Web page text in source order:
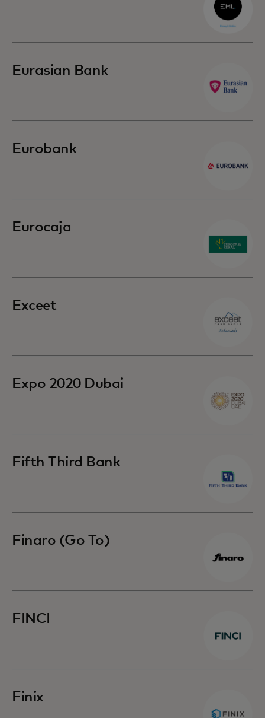
Eurasian Bank
Eurobank
Eurocaja
Exceet
Expo 2020 Dubai
Fifth Third Bank
Finaro (Go To)
FINCI
Finix